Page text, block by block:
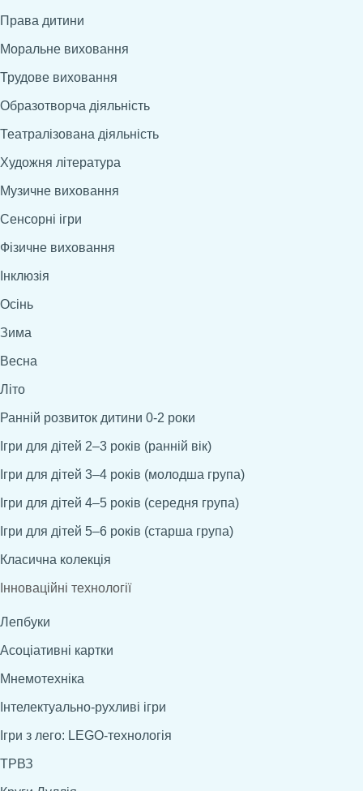
Права дитини
Моральне виховання
Трудове виховання
Образотворча діяльність
Театралізована діяльність
Художня література
Музичне виховання
Сенсорні ігри
Фізичне виховання
Інклюзія
Осінь
Зима
Весна
Літо
Ранній розвиток дитини 0-2 роки
Ігри для дітей 2–3 років (ранній вік)
Ігри для дітей 3–4 років (молодша група)
Ігри для дітей 4–5 років (середня група)
Ігри для дітей 5–6 років (старша група)
Класична колекція
Інноваційні технології
Лепбуки
Асоціативні картки
Мнемотехніка
Інтелектуально-рухливі ігри
Ігри з лего: LEGO-технологія
ТРВЗ